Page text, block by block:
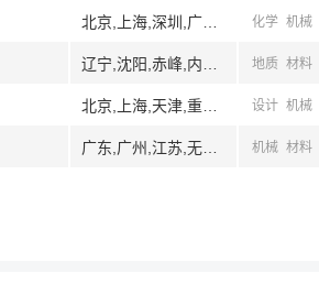
化学 机械
地质 材料
设计 机械
机械 材料